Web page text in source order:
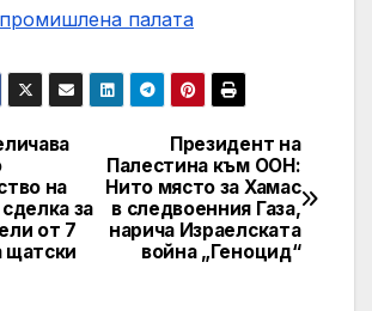
палaта
Президент на
Палестина към ООН:
Нито място за Хамас
в следвоенния Газа,
нарича Израелската
война „Геноцид“
на
за
от 7
щатски